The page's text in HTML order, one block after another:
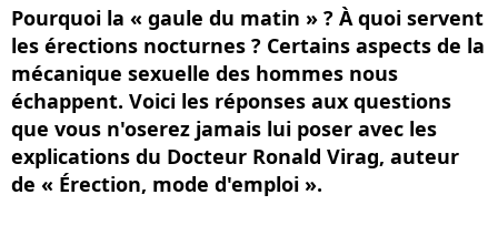
Pourquoi la « gaule du matin » ? À quoi servent
les érections nocturnes ? Certains aspects de la
mécanique sexuelle des hommes nous
échappent. Voici les réponses aux questions
que vous n'oserez jamais lui poser avec les
explications du Docteur Ronald Virag, auteur
de « Érection, mode d'emploi ».